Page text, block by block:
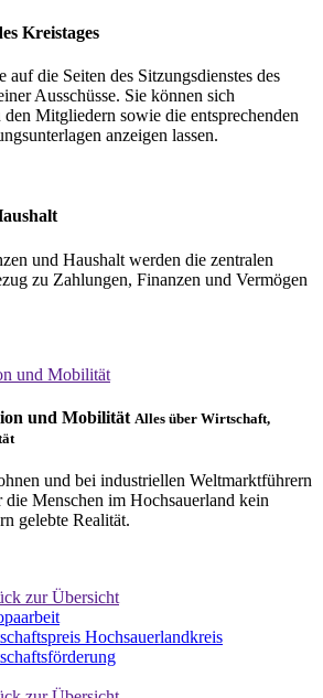
Kreistages
auf die Seiten des Sitzungsdienstes des
Ausschüsse. Sie können sich
Mitgliedern sowie die entsprechenden
anzeigen lassen.
und Haushalt werden die zentralen
zu Zahlungen, Finanzen und Vermögen
und Mobilität
und Mobilität Alles über Wirtschaft,
und bei industriellen Weltmarktführern
die Menschen im Hochsauerland kein
gelebte Realität.
zur Übersicht
Hochsauerlandkreis